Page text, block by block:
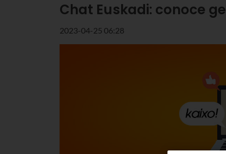
Chat Euskadi: conoce
2023-04-25 06:28